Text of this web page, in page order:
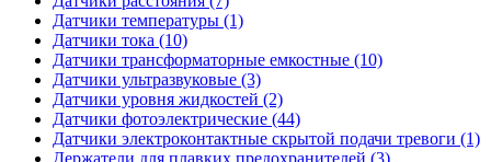
Датчики температуры (1)
Датчики тока (10)
Датчики трансформаторные емкостные (10)
Датчики ультразвуковые (3)
Датчики уровня жидкостей (2)
Датчики фотоэлектрические (44)
Датчики электроконтактные скрытой подачи тревоги (1)
Держатели для плавких предохранителей (3)